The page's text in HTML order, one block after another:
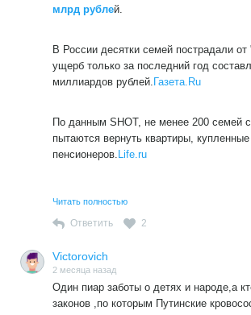
млрд рублей.
В России десятки семей пострадали
ущерб только за последний год
миллиардов рублей. Газета.Ru
По данным SHOT, не менее 200 семей
пытаются вернуть квартиры,
пенсионеров.
Life.ru
родственников.О Вот такая в стране
стране,одно губошлепство ,которое не
реальность бытья.
Читать полностью
Ответить 2
Victorovich
2 месяца назад
Один пиар заботы о детях и народе,а
законов ,по которым Путинские